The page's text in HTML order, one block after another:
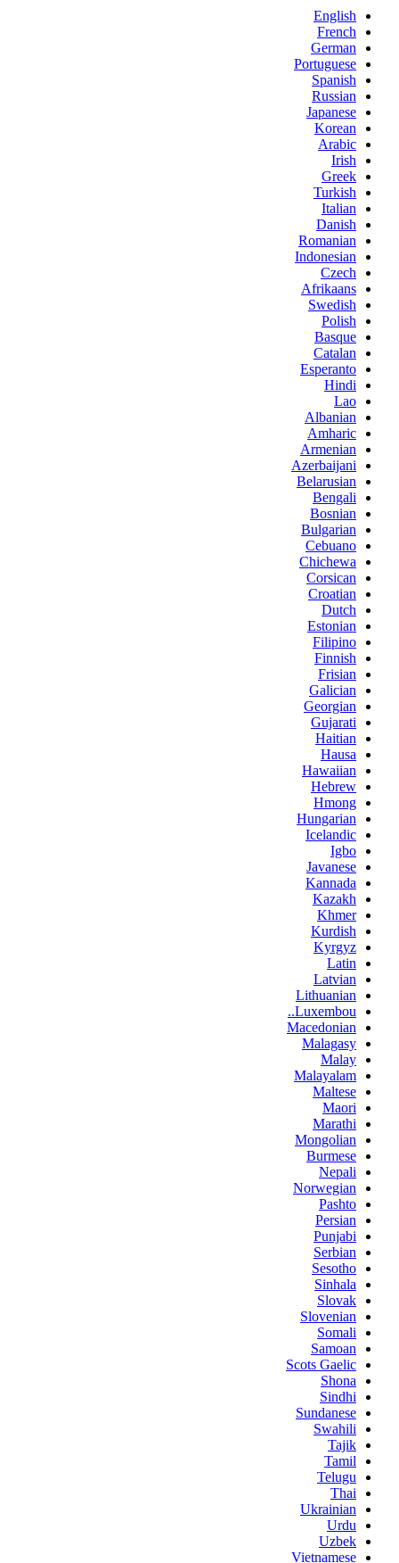
English
French
German
Portuguese
Spanish
Russian
Japanese
Korean
Arabic
Irish
Greek
Turkish
Italian
Danish
Romanian
Indonesian
Czech
Afrikaans
Swedish
Polish
Basque
Catalan
Esperanto
Hindi
Lao
Albanian
Amharic
Armenian
Azerbaijani
Belarusian
Bengali
Bosnian
Bulgarian
Cebuano
Chichewa
Corsican
Croatian
Dutch
Estonian
Filipino
Finnish
Frisian
Galician
Georgian
Gujarati
Haitian
Hausa
Hawaiian
Hebrew
Hmong
Hungarian
Icelandic
Igbo
Javanese
Kannada
Kazakh
Khmer
Kurdish
Kyrgyz
Latin
Latvian
Lithuanian
Luxembou..
Macedonian
Malagasy
Malay
Malayalam
Maltese
Maori
Marathi
Mongolian
Burmese
Nepali
Norwegian
Pashto
Persian
Punjabi
Serbian
Sesotho
Sinhala
Slovak
Slovenian
Somali
Samoan
Scots Gaelic
Shona
Sindhi
Sundanese
Swahili
Tajik
Tamil
Telugu
Thai
Ukrainian
Urdu
Uzbek
Vietnamese